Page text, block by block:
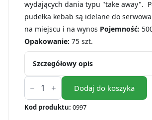
wydających dania typu "take away".
pudełka kebab są idelane do
na miejscu i na wynos Pojemność:
Opakowanie: 75 szt.
Szczegółowy opis
ilość
Kebab
box
kraft
plastic
Dodaj do koszyka
Kod produktu: 0997